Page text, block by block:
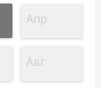
Апр
Авг